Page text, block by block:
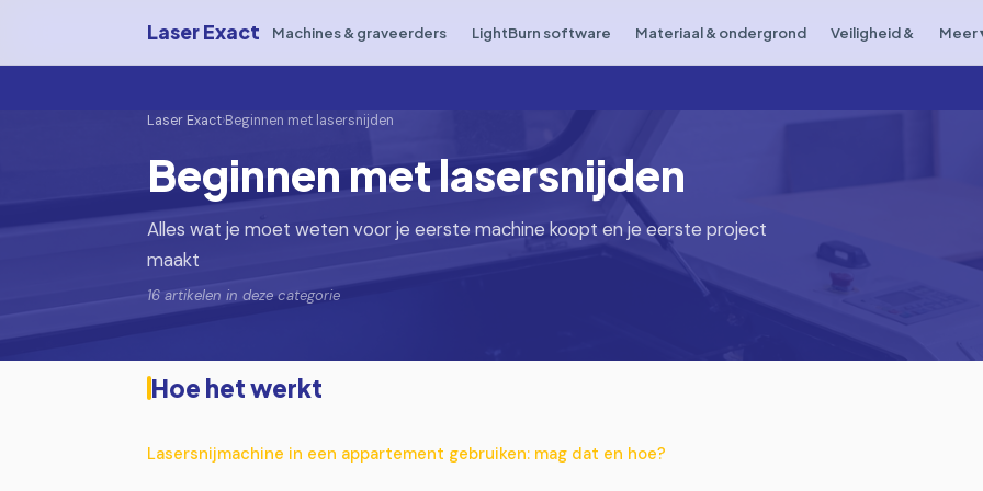
Laser Exact Machines & graveerders LightBurn software Materiaal & ondergrond Veiligheid & Meer
Laser Exact›Beginnen met lasersnijden
Beginnen met lasersnijden
Alles wat je moet weten voor je eerste machine koopt en je eerste project
maakt
16 artikelen in deze categorie
Hoe het werkt
Lasersnijmachine in een appartement gebruiken: mag dat en hoe?